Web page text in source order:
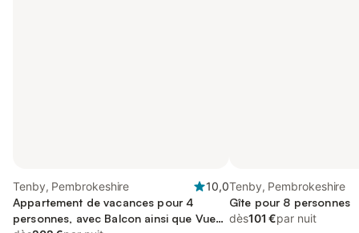
Tenby, Pembrokeshire
10,0
Appartement de vacances pour 4
personnes, avec Balcon ainsi que Vue
Tenby, Pembrokeshire
Gîte pour 8 personnes
dès101 €par nuit